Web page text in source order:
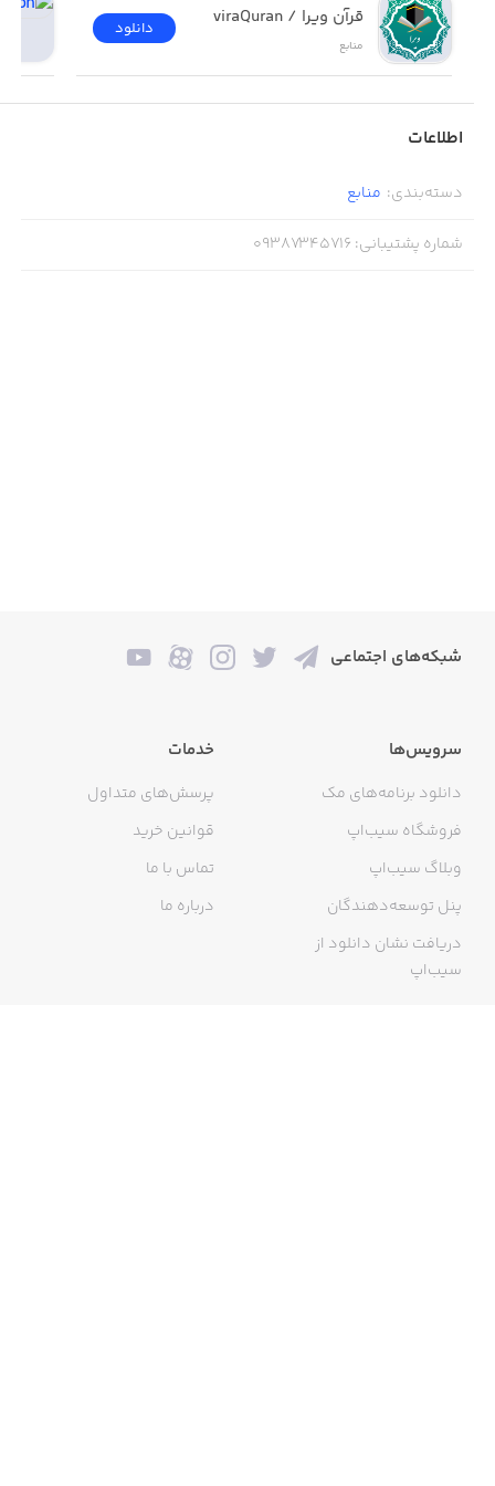
قرآن ویرا / viraQuran
منابع
دانلود
اطلاعات
دسته‌بندی: منابع
شماره پشتیبانی:
09387345716
شبکه‌های اجتماعی
سرویس‌ها
دانلود برنامه‌های مک
فروشگاه سیب‌اپ
وبلاگ سیب‌اپ
پنل توسعه‌دهندگان
دریافت نشان دانلود از
سیب‌اپ
خدمات
پرسش‌های متداول
قوانین خرید
تماس با ما
درباره ما